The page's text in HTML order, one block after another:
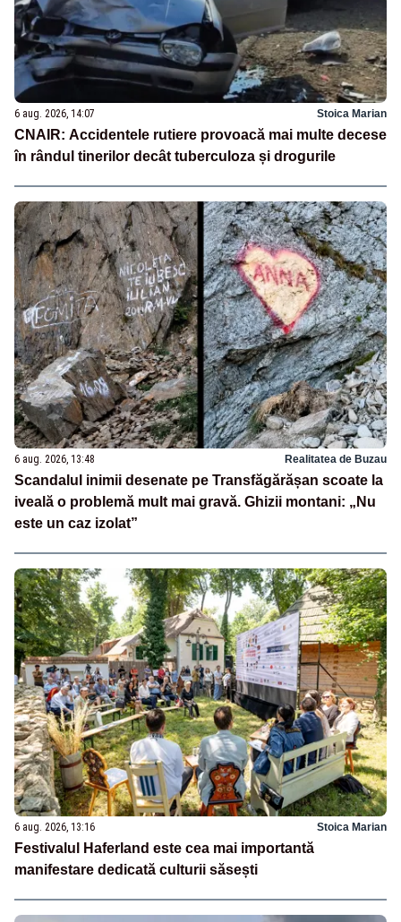
6 aug. 2026, 14:07 Stoica Marian
CNAIR: Accidentele rutiere provoacă mai multe decese
în rândul tinerilor decât tuberculoza și drogurile
6 aug. 2026, 13:48 Realitatea de Buzau
Scandalul inimii desenate pe Transfăgărășan scoate la
iveală o problemă mult mai gravă. Ghizii montani: „Nu
este un caz izolat”
6 aug. 2026, 13:16 Stoica Marian
Festivalul Haferland este cea mai importantă
manifestare dedicată culturii săsești